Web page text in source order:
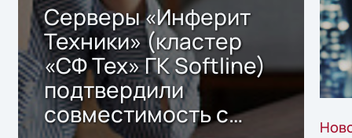
Серверы «Инферит
Техники» (кластер
«СФ Тех» ГК Softline)
подтвердили
совместимость с